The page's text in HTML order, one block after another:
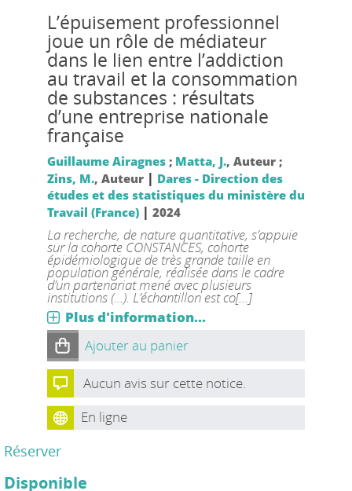
L’épuisement professionnel
joue un rôle de médiateur
dans le lien entre l’addiction
au travail et la consommation
de substances : résultats
d’une entreprise nationale
française
Guillaume Airagnes; Matta, J., Auteur ;
Zins, M., Auteur | Dares - Direction des
études et des statistiques du ministère du
Travail (France)| 2024
La recherche, de nature quantitative, s’appuie
sur la cohorte CONSTANCES, cohorte
épidémiologique de très grande taille en
population générale, réalisée dans le cadre
d’un partenariat mené avec plusieurs
institutions (...). L’échantillon est co[...]
Plus d'information...
Ajouter au panier
Aucun avis sur cette notice.
En ligne
Réserver
Disponible